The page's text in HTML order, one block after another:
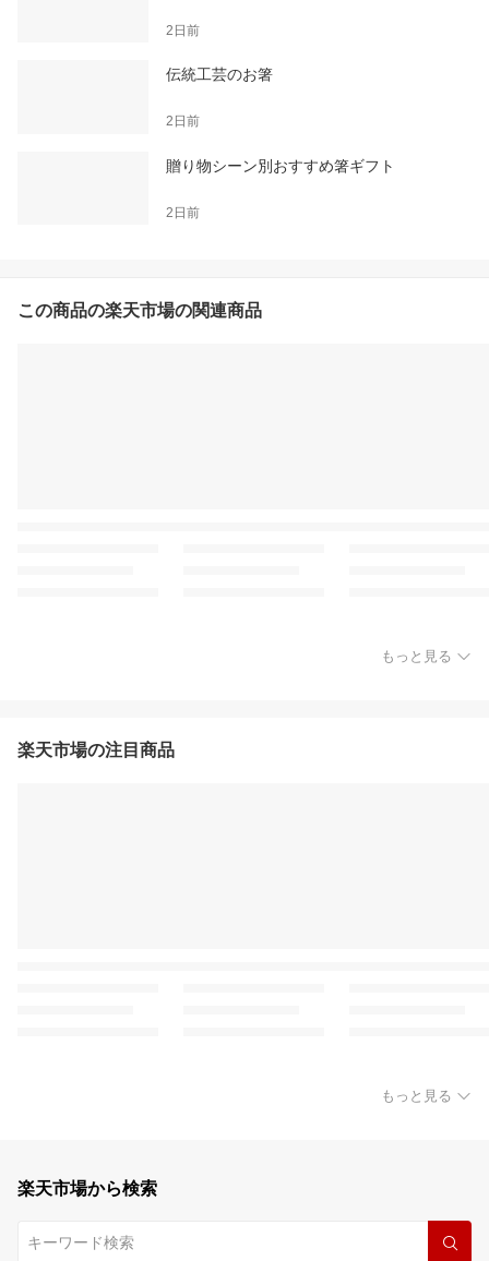
2日前
伝統工芸のお箸
2日前
贈り物シーン別おすすめ箸ギフト
2日前
この商品の楽天市場の関連商品
もっと見る
楽天市場の注目商品
もっと見る
楽天市場から検索